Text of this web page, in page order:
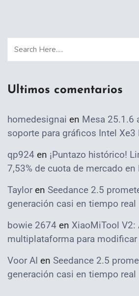
Ultimos comentarios
homedesignai en Mesa 25.1.6
soporte para gráficos Intel Xe3
qp924 en ¡Puntazo histórico!
7,53% de cuota de mercado en
Taylor en Seedance 2.5
generación casi en tiempo real
bowie 2674 en XiaoMiTool V2:
multiplataforma para
Voor AI en Seedance 2.5
generación casi en tiempo real